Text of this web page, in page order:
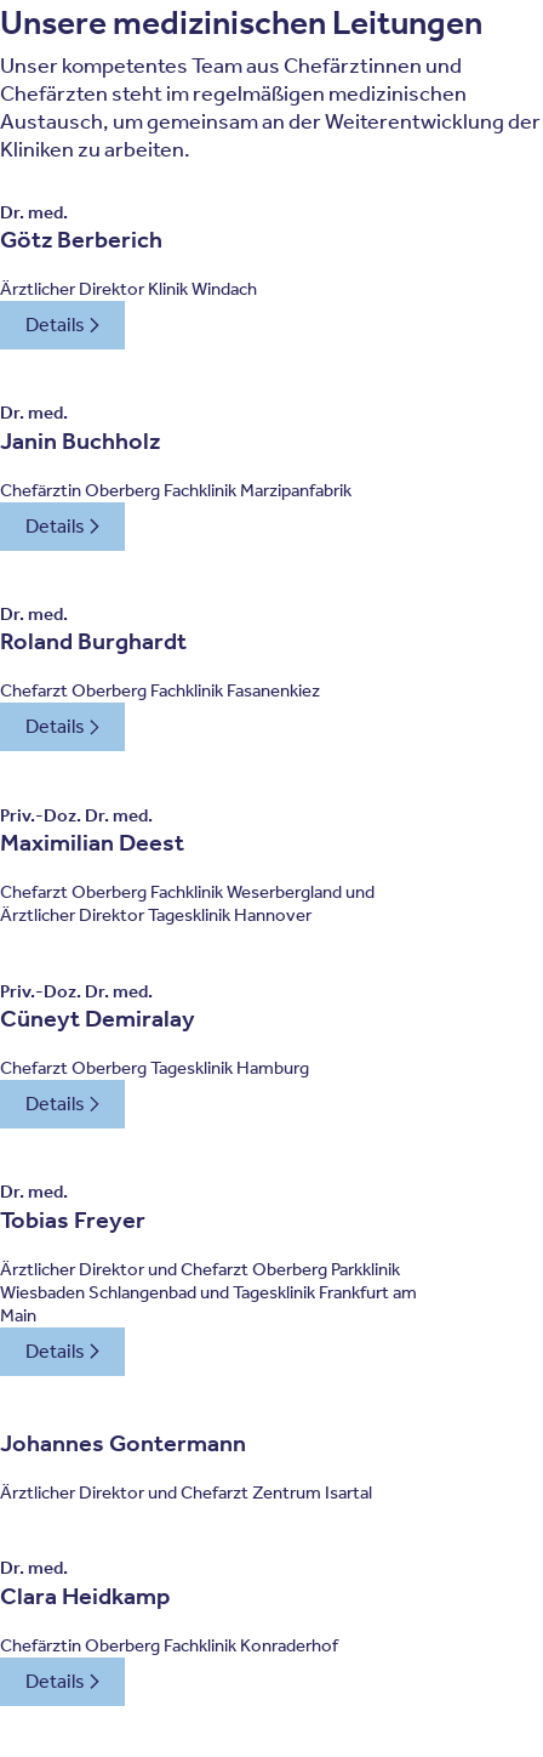
Unsere medizinischen Leitungen
Unser kompetentes Team aus Chefärztinnen und
Chefärzten steht im regelmäßigen medizinischen
Austausch, um gemeinsam an der Weiterentwicklung der
Kliniken zu arbeiten.
Dr. med.
Götz Berberich
Ärztlicher Direktor Klinik Windach
Details
Dr. med.
Janin Buchholz
Chefärztin Oberberg Fachklinik Marzipanfabrik
Details
Dr. med.
Roland Burghardt
Chefarzt Oberberg Fachklinik Fasanenkiez
Details
Priv.-Doz. Dr. med.
Maximilian Deest
Chefarzt Oberberg Fachklinik Weserbergland und
Ärztlicher Direktor Tagesklinik Hannover
Priv.-Doz. Dr. med.
Cüneyt Demiralay
Chefarzt Oberberg Tagesklinik Hamburg
Details
Dr. med.
Tobias Freyer
Ärztlicher Direktor und Chefarzt Oberberg Parkklinik
Wiesbaden Schlangenbad und Tagesklinik Frankfurt am
Main
Details
Johannes Gontermann
Ärztlicher Direktor und Chefarzt Zentrum Isartal
Dr. med.
Clara Heidkamp
Chefärztin Oberberg Fachklinik Konraderhof
Details